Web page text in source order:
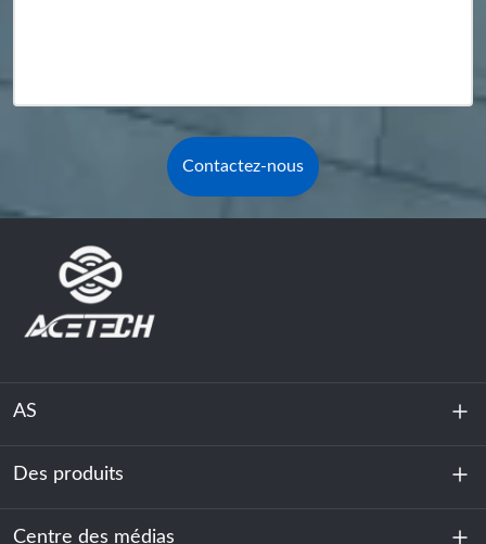
Contactez-nous
AS
À propos de nous
Durabilité
Des produits
Stockage d'énergie
Centre des médias